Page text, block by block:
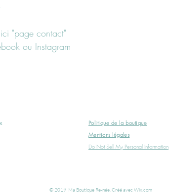
"page contact"
ou Instagram
Politique de la boutique
Mentions légales
Do Not Sell My Personal Information
© 2019 Ma Boutique Re-née. Créé avec Wix.com